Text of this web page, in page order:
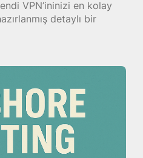
VPN’ininizi en kolay
detaylı bir